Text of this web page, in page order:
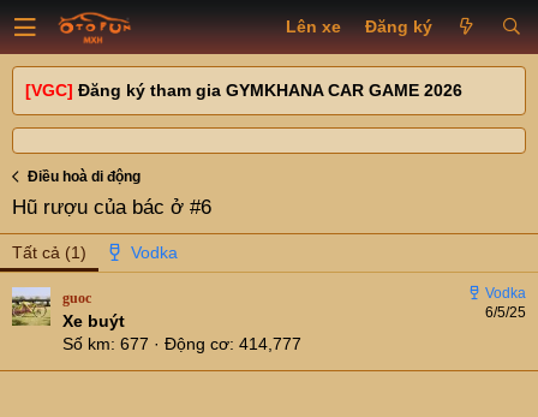
Lên xe Đăng ký
[VGC] Đăng ký tham gia GYMKHANA CAR GAME 2026
Điều hoà di động
Hũ rượu của bác ở #6
Tất cả (1)
6/5/25
guoc
Xe buýt
Số km 677 Động cơ 414,777